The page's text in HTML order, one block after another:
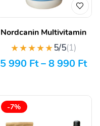
Nordcanin Multivitamin
★★★★★5/5(1)
5 990 Ft–8 990 Ft
-7%